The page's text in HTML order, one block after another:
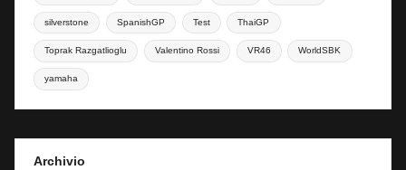
silverstone SpanishGP Test ThaiGP
Toprak Razgatlioglu Valentino Rossi VR46 WorldSBK
yamaha
Archivio